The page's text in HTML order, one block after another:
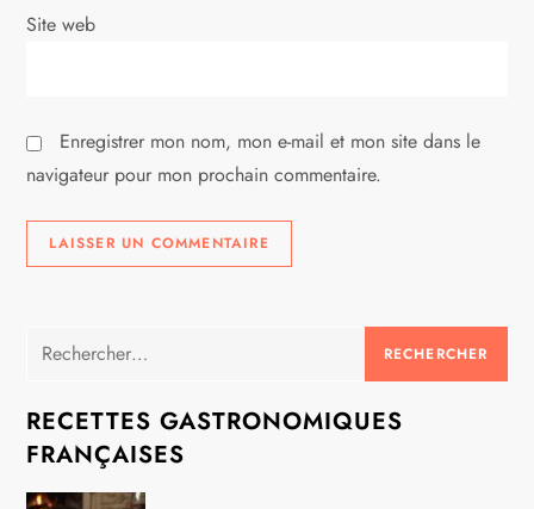
l
e
Site web
Enregistrer mon nom, mon e-mail et mon site dans le
navigateur pour mon prochain commentaire.
Rechercher :
RECETTES GASTRONOMIQUES
FRANÇAISES